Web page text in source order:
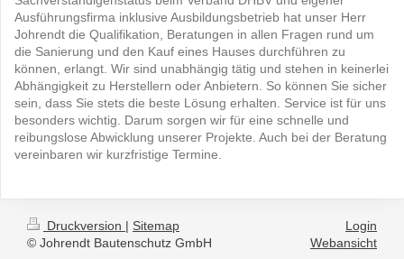
Ausführungsfirma inklusive Ausbildungsbetrieb hat unser Herr
Johrendt die Qualifikation, Beratungen in allen Fragen rund um
die Sanierung und den Kauf eines Hauses durchführen zu
können, erlangt. Wir sind unabhängig tätig und stehen in keinerlei
Abhängigkeit zu Herstellern oder Anbietern. So können Sie sicher
sein, dass Sie stets die beste Lösung erhalten. Service ist für uns
besonders wichtig. Darum sorgen wir für eine schnelle und
reibungslose Abwicklung unserer Projekte. Auch bei der Beratung
vereinbaren wir kurzfristige Termine.
Druckversion | Sitemap
© Johrendt Bautenschutz GmbH
Login
Webansicht